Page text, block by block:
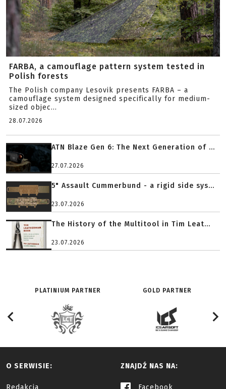
FARBA, a camouflage pattern system tested in
Polish forests
The Polish company Lesovik presents FARBA – a
camouflage system designed specifically for medium-
sized objec...
28.07.2026
ATN Blaze Gen 6: The Next Generation of ...
27.07.2026
5" Assault Cummerbund - a rigid side sys...
23.07.2026
The History of the Multitool in Tim Leat...
23.07.2026
PLATINIUM PARTNER GOLD PARTNER
O SERWISIE:
Redakcja
ZNAJDŹ NAS NA:
Facebook